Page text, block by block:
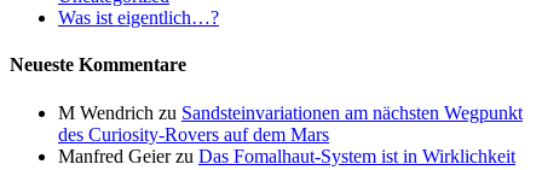
Was ist eigentlich…?
Neueste Kommentare
M Wendrich zu Sandsteinvariationen am nächsten Wegpunkt
des Curiosity-Rovers auf dem Mars
Manfred Geierzu Das Fomalhaut-System ist in Wirklichkeit